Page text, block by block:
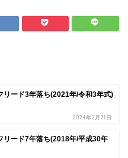
リード3年落ち(2021年/令和3年式)
2024年2月21日
リード7年落ち(2018年/平成30年